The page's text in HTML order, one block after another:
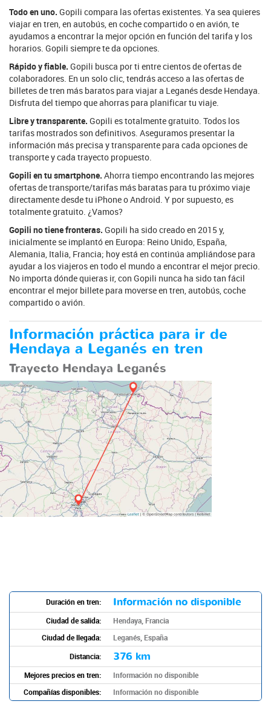
Todo en uno. Gopili compara las ofertas existentes. Ya sea quieres
viajar en tren, en autobús, en coche compartido o en avión, te
ayudamos a encontrar la mejor opción en función del tarifa y los
horarios. Gopili siempre te da opciones.
Rápido y fiable. Gopili busca por ti entre cientos de ofertas de
colaboradores. En un solo clic, tendrás acceso a las ofertas de
billetes de tren más baratos para viajar a Leganés desde Hendaya.
Disfruta del tiempo que ahorras para planificar tu viaje.
Libre y transparente. Gopili es totalmente gratuito. Todos los
tarifas mostrados son definitivos. Aseguramos presentar la
información más precisa y transparente para cada opciones de
transporte y cada trayecto propuesto.
Gopili en tu smartphone. Ahorra tiempo encontrando las mejores
ofertas de transporte/tarifas más baratas para tu próximo viaje
directamente desde tu iPhone o Android. Y por supuesto, es
totalmente gratuito. ¿Vamos?
Gopili no tiene fronteras. Gopili ha sido creado en 2015 y,
inicialmente se implantó en Europa: Reino Unido, España,
Alemania, Italia, Francia; hoy está en continúa ampliándose para
ayudar a los viajeros en todo el mundo a encontrar el mejor precio.
No importa dónde quieras ir, con Gopili nunca ha sido tan fácil
encontrar el mejor billete para moverse en tren, autobús, coche
compartido o avión.
Información práctica para ir de
Hendaya a Leganés en tren
Trayecto Hendaya Leganés
Duración en tren: Información no disponible
Ciudad de salida:
Hendaya, Francia
Ciudad de llegada:
Leganés, España
Distancia:
376 km
Mejores precios en tren:
Información no disponible
Compañías disponibles:
Información no disponible